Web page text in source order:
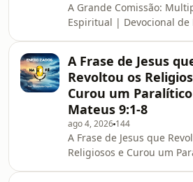
A Grande Comissão:
Espiritual | Devocional de
A Frase de Jesus
Revoltou os
Curou um
Mateus 9:1-8
ago 4, 2026 144
A Frase de Jesus que
Religiosos e Curou um